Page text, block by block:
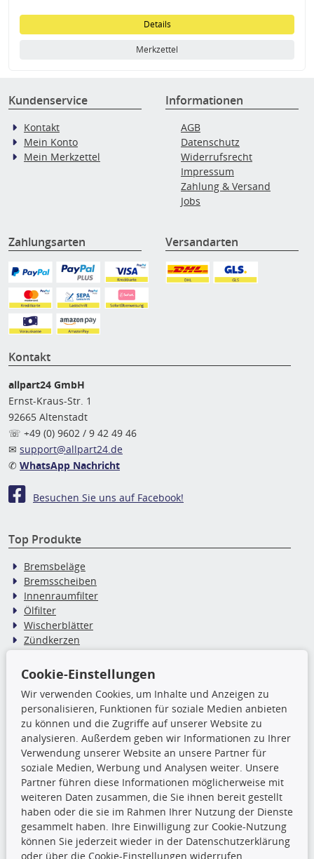
Details
Merkzettel
Kundenservice
Kontakt
Mein Konto
Mein Merkzettel
Informationen
AGB
Datenschutz
Widerrufsrecht
Impressum
Zahlung & Versand
Jobs
Zahlungsarten Versandarten
Kontakt
allpart24 GmbH
Ernst-Kraus-Str. 1
92665 Altenstadt
☏ +49 (0) 9602 / 9 42 49 46
✉ support@allpart24.de
✆ WhatsApp Nachricht
Besuchen Sie uns auf Facebook!
Top Produkte
Bremsbeläge
Bremsscheiben
Innenraumfilter
Ölfilter
Wischerblätter
Zündkerzen
TecDoc Inside
Die hier angezeigten Daten,
insbesondere die gesamte Datenbank,
dürfen nicht kopiert werden. Es ist zu
unterlassen, die Daten oder die gesamte Datenbank ohne
vorherige Zustimmung TecDocs zu vervielfältigen, zu
verbreiten und/oder diese Handlungen durch Dritte ausführen
zu lassen. Ein Zuwiderhandeln stellt eine
Urheberrechtsverletzung dar und wird verfolgt.
Ronny’s Newsletter
Cookie-Einstellungen
Wir verwenden Cookies, um Inhalte und Anzeigen zu
personalisieren, Funktionen für soziale Medien anbieten
zu können und die Zugriffe auf unserer Website zu
analysieren. Außerdem geben wir Informationen zu Ihrer
Verwendung unserer Website an unsere Partner für
soziale Medien, Werbung und Analysen weiter. Unsere
Partner führen diese Informationen möglicherweise mit
weiteren Daten zusammen, die Sie ihnen bereit gestellt
haben oder die sie im Rahmen Ihrer Nutzung der Dienste
gesammelt haben. Ihre Einwilligung zur Cookie-Nutzung
können Sie jederzeit wieder in der Datenschutzerklärung
oder über die Cookie-Einstellungen widerrufen.